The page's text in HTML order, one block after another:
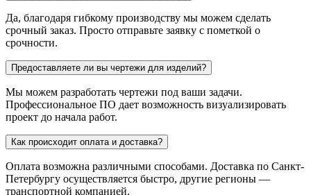
Да, благодаря гибкому производству мы можем сделать
срочный заказ. Просто отправьте заявку с пометкой о
срочности.
Предоставляете ли вы чертежи для изделий?
Мы можем разработать чертежи под ваши задачи.
Профессиональное ПО дает возможность визуализировать
проект до начала работ.
Как происходит оплата и доставка?
Оплата возможна различными способами. Доставка по Санкт-
Петербургу осуществляется быстро, другие регионы —
транспортной компанией.